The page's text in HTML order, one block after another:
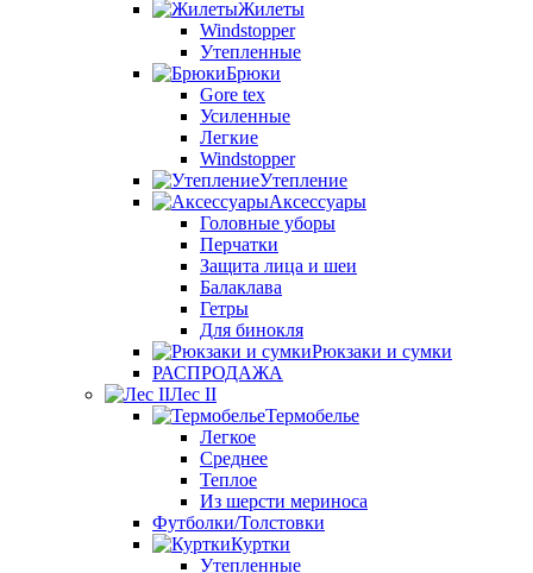
Жилеты
Windstopper
Утепленные
Брюки
Gore tex
Усиленные
Легкие
Windstopper
Утепление
Аксессуары
Головные уборы
Перчатки
Защита лица и шеи
Балаклава
Гетры
Для бинокля
Рюкзаки и сумки
РАСПРОДАЖА
Лес II
Термобелье
Легкое
Среднее
Теплое
Из шерсти мериноса
Футболки/Толстовки
Куртки
Утепленные